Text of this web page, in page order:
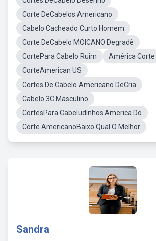
Corte DeCabelos Americano
Cabelo Cacheado Curto Homem
Corte DeCabelo MOICANO Degradê
CortePara Cabelo Ruim
América Corte
CorteAmerican US
Cortes De Cabelo Americano DeCria
Cabelo 3C Masculino
CortesPara Cabeludinhos America Do
Corte AmericanoBaixo Qual O Melhor
Sandra